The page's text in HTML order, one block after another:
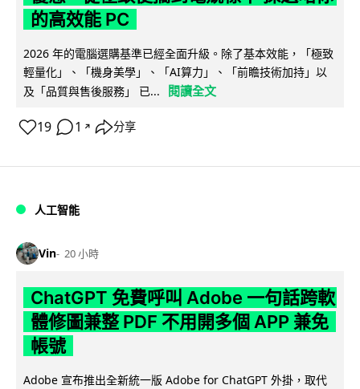
的高效能 PC
2026 年的電腦選購基準已經全面升級。除了基本效能，「極致
輕量化」、「機身美學」、「AI算力」、「前瞻技術加持」以
及「品質與售後服務」 已...
閱讀全文
19 1 ↗ 分享
人工智能
Vin 20 小時
ChatGPT 免費呼叫 Adobe 一句話跨軟
體修圖兼整 PDF 不用開多個 APP 兼免
帳號
Adobe 宣布推出全新統一版 Adobe for ChatGPT 外掛，取代